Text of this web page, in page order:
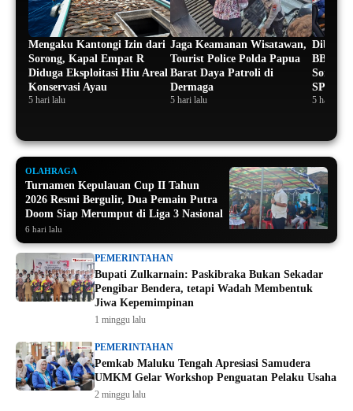
Mengaku Kantongi Izin dari
Sorong, Kapal Empat R
Diduga Eksploitasi Hiu Areal
Konservasi Ayau
5 hari lalu
Jaga Keamanan Wisatawan,
Tourist Police Polda Papua
Barat Daya Patroli di
Dermaga
5 hari lalu
Dibalik
BBM,
Soroti
SPBU
5 hari lalu
OLAHRAGA
Turnamen Kepulauan Cup II Tahun
2026 Resmi Bergulir, Dua Pemain Putra
Doom Siap Merumput di Liga 3 Nasional
6 hari lalu
PEMERINTAHAN
Bupati Zulkarnain: Paskibraka Bukan Sekadar
Pengibar Bendera, tetapi Wadah Membentuk
Jiwa Kepemimpinan
1 minggu lalu
PEMERINTAHAN
Pemkab Maluku Tengah Apresiasi Samudera
UMKM Gelar Workshop Penguatan Pelaku Usaha
2 minggu lalu